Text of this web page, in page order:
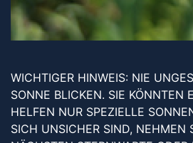
WICHTIGER HINWEIS: NIE
SONNE BLICKEN. SIE KÖNNTEN
HELFEN NUR SPEZIELLE
SICH UNSICHER SIND, NEHMEN